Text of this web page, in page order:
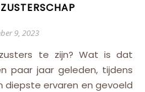
9, 2023
paar jaar geleden, tijdens
diepste ervaren en gevoeld